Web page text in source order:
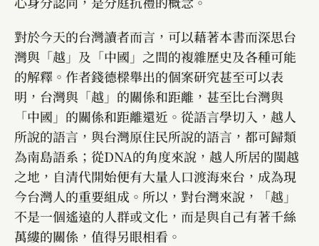
對於今天的台灣讀者而言，可以藉著本書而深思台
灣與「越」及「中國」之間的複雜歷史及各種可能
的解釋。作者錢德樑舉出的個案研究甚至可以表
明，台灣與「越」的關係和距離，甚至比台灣與
「中國」的關係和距離還近。從語言學切入，越人
所說的語言，與台灣原住民所說的語言，都可歸類
為南島語系；從DNA的角度來說，越人所居的閩越
之地，自清代開始便有大量人口渡海來台，成為現
今台灣人的重要組成。所以，對台灣來說，「越」
不是一個遙遠的人群或文化，而是與自己有著千絲
萬縷的關係，值得另眼相看。